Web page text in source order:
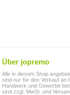
Über jopremo
Alle in diesem Shop
sind nur für den Verkauf an
Handwerk und Gewerbe
sind zzgl. MwSt. und